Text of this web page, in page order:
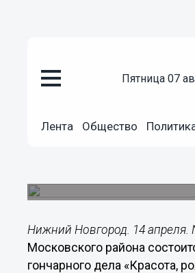
пятница 07
Лента Общество
Фестиваль
Нижний Новгород. 14 апреля.
Московского района
гончарного дела «Красота,